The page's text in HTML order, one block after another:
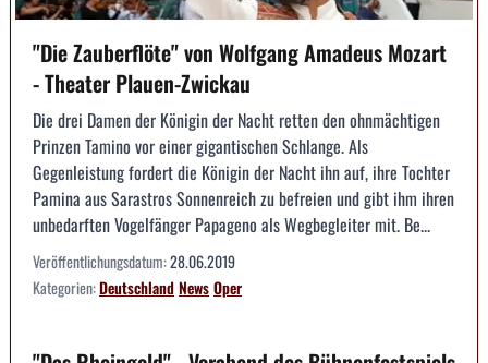
"Die Zauberflöte" von Wolfgang Amadeus Mozart
- Theater Plauen-Zwickau
Die drei Damen der Königin der Nacht retten den ohnmächtigen
Prinzen Tamino vor einer gigantischen Schlange. Als
Gegenleistung fordert die Königin der Nacht ihn auf, ihre Tochter
Pamina aus Sarastros Sonnenreich zu befreien und gibt ihm ihren
unbedarften Vogelfänger Papageno als Wegbegleiter mit. Be...
Veröffentlichungsdatum:28.06.2019
Kategorien:DeutschlandNewsOper